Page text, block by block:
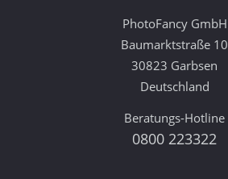
PhotoFancy GmbH
Baumarktstraße 10
30823 Garbsen
Deutschland
Beratungs-Hotline
0800 223322